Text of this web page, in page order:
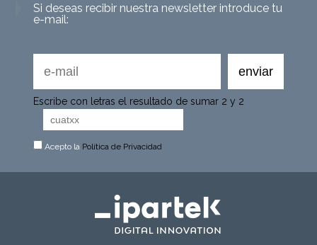
Si deseas recibir nuestra newsletter introduce tu
e-mail:
Escribe con letras el resultado de sumar 2 y 2
Acepto la Política de Privacidad